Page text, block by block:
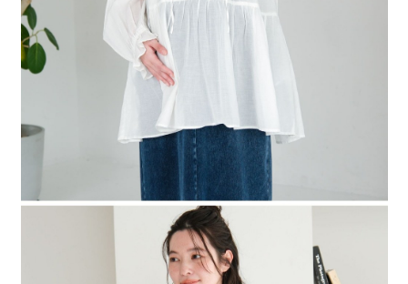
【注意事項】
１．透過由恩沛科技股份有限公司提供之「AFTEE先享後付」服務完成之交
易，需依本服務之必要範圍內提供個人資料，並將交易相關給付款項請求債
權轉讓予恩沛科技股份有限公司。
２．關於個人資料處理事宜，請瀏覽以下網址：
https://aftee.tw/terms/#terms3
３．未成年的使用者請事先徵得法定代理人或監護人之同意方可使用
「AFTEE先享後付」，若未經同意申辦者引起之損失，本公司不負相關責
任。
４．使用「AFTEE先享後付」時，將依據個別帳號之用戶狀況，依本公司即
時審查核予不同之上限額度；若仍有額度不足之情形，本公司將視審查結果
５．嚴禁一人註冊多個帳號或使用他人資訊註冊。若發現惡意使用之情形，
恩沛科技股份有限公司將有權停止該用戶之使用額度並採取法律行動。